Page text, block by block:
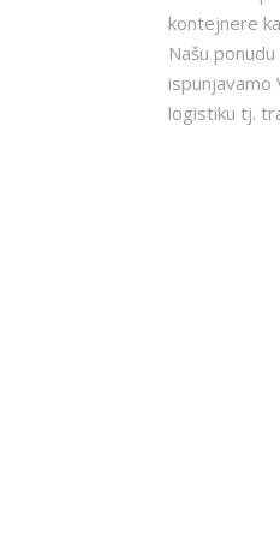
kontejnere
Našu
ispunjavamo
logistiku tj.